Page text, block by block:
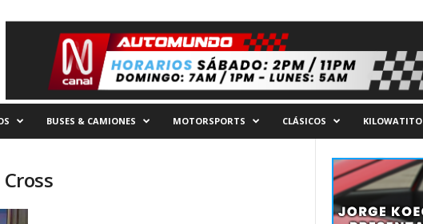
BUSES & CAMIONES MOTORSPORTS CLÁSICOS KILOWATITO